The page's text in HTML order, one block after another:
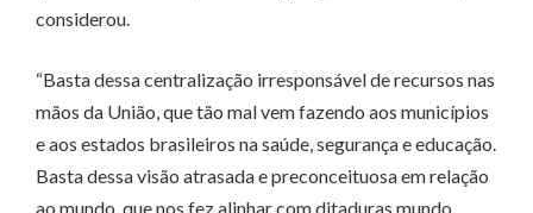
considerou.
“Basta dessa centralização irresponsável de recursos nas
mãos da União, que tão mal vem fazendo aos municípios
e aos estados brasileiros na saúde, segurança e educação.
Basta dessa visão atrasada e preconceituosa em relação
ao mundo, que nos fez alinhar com ditaduras mundo